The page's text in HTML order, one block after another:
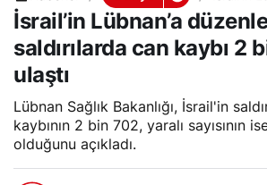
çıkardıkaybı 2
İsrail’in Lübnan’a
saldırılarda can kaybı 2
ulaştı
Lübnan Sağlık Bakanlığı, İsrail'in
kaybının 2 bin 702, yaralı sayısının
olduğunu açıkladı.